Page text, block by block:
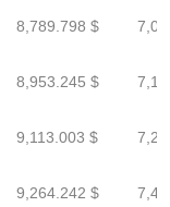
8,789.798 $
8,953.245 $
9,113.003 $
9,264.242 $